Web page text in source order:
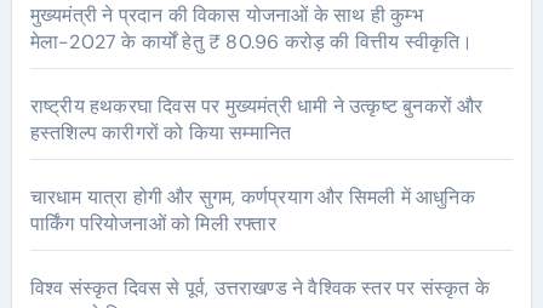
मुख्यमंत्री ने प्रदान की विकास योजनाओं के साथ ही कुम्भ
मेला-2027 के कार्यों हेतु ₹ 80.96 करोड़ की वित्तीय स्वीकृति।
राष्ट्रीय हथकरघा दिवस पर मुख्यमंत्री धामी ने उत्कृष्ट बुनकरों और
हस्तशिल्प कारीगरों को किया सम्मानित
चारधाम यात्रा होगी और सुगम, कर्णप्रयाग और सिमली में आधुनिक
पार्किंग परियोजनाओं को मिली रफ्तार
विश्व संस्कृत दिवस से पूर्व, उत्तराखण्ड ने वैश्विक स्तर पर संस्कृत के